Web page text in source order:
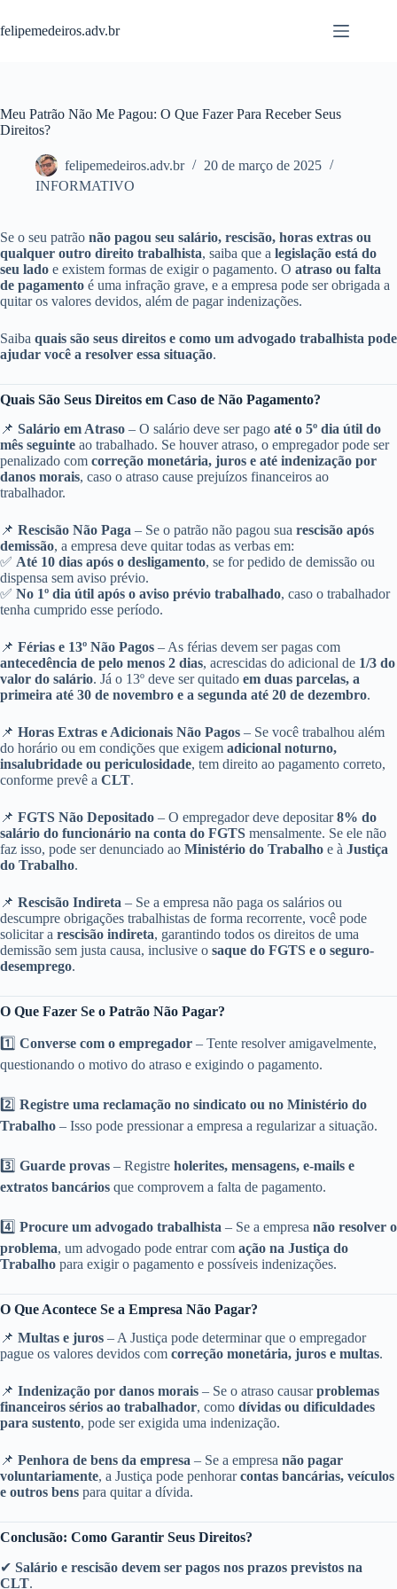
para
o
felipemedeiros.adv.br
Meu Patrão Não Me Pagou: O Que Fazer Para Receber Seus
Direitos?
felipemedeiros.adv.br
20 de março de 2025
INFORMATIVO
Se o seu patrão não pagou seu salário, rescisão, horas extras ou
qualquer outro direito trabalhista, saiba que a legislação está do
seu lado e existem formas de exigir o pagamento. O atraso ou falta
de pagamento é uma infração grave, e a empresa pode ser obrigada a
quitar os valores devidos, além de pagar indenizações.
Saiba quais são seus direitos e como um advogado trabalhista pode
ajudar você a resolver essa situação.
Quais São Seus Direitos em Caso de Não Pagamento?
📌 Salário em Atraso – O salário deve ser pago até o 5º dia útil do
mês seguinte ao trabalhado. Se houver atraso, o empregador pode ser
penalizado com correção monetária, juros e até indenização por
danos morais, caso o atraso cause prejuízos financeiros ao
trabalhador.
📌 Rescisão Não Paga – Se o patrão não pagou sua rescisão após
demissão, a empresa deve quitar todas as verbas em:
✅ Até 10 dias após o desligamento, se for pedido de demissão ou
dispensa sem aviso prévio.
✅ No 1º dia útil após o aviso prévio trabalhado, caso o trabalhador
tenha cumprido esse período.
📌 Férias e 13º Não Pagos – As férias devem ser pagas com
antecedência de pelo menos 2 dias, acrescidas do adicional de 1/3 do
valor do salário. Já o 13º deve ser quitado em duas parcelas, a
primeira até 30 de novembro e a segunda até 20 de dezembro.
📌 Horas Extras e Adicionais Não Pagos – Se você trabalhou além
do horário ou em condições que exigem adicional noturno,
insalubridade ou periculosidade, tem direito ao pagamento correto,
conforme prevê a CLT.
📌 FGTS Não Depositado – O empregador deve depositar8% do
salário do funcionário na conta do FGTS mensalmente. Se ele não
faz isso, pode ser denunciado ao Ministério do Trabalho e à Justiça
do Trabalho.
📌 Rescisão Indireta – Se a empresa não paga os salários ou
descumpre obrigações trabalhistas de forma recorrente, você pode
solicitar a rescisão indireta, garantindo todos os direitos de uma
demissão sem justa causa, inclusive o saque do FGTS e o seguro-
desemprego.
O Que Fazer Se o Patrão Não Pagar?
1️⃣ Converse com o empregador – Tente resolver amigavelmente,
questionando o motivo do atraso e exigindo o pagamento.
2️⃣ Registre uma reclamação no sindicato ou no Ministério do
Trabalho – Isso pode pressionar a empresa a regularizar a situação.
3️⃣ Guarde provas – Registre holerites, mensagens, e-mails e
extratos bancários que comprovem a falta de pagamento.
4️⃣ Procure um advogado trabalhista – Se a empresa não resolver o
problema, um advogado pode entrar com ação na Justiça do
Trabalho para exigir o pagamento e possíveis indenizações.
O Que Acontece Se a Empresa Não Pagar?
📌 Multas e juros – A Justiça pode determinar que o empregador
pague os valores devidos com correção monetária, juros e multas.
📌 Indenização por danos morais – Se o atraso causarproblemas
financeiros sérios ao trabalhador, como dívidas ou dificuldades
para sustento, pode ser exigida uma indenização.
📌 Penhora de bens da empresa – Se a empresa não pagar
voluntariamente, a Justiça pode penhorarcontas bancárias, veículos
e outros bens para quitar a dívida.
Conclusão: Como Garantir Seus Direitos?
✔ Salário e rescisão devem ser pagos nos prazos previstos na
CLT.